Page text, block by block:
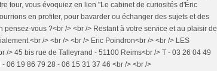
tour, vous évoquiez en lien "Le cabinet de curiosités d'Éric
en profiter, pour bavarder ou échanger des sujets et des
pensez-vous ?<br /> <br /> Restant à votre service et au plaisir de
/> <br /> <br /> Eric Poindron<br /> <br /> LES
/> 45 bis rue de Talleyrand - 51100 Reims<br /> T - 03 26 04 49
06 19 86 79 28 - 06 15 31 37 46 <br /> <br />